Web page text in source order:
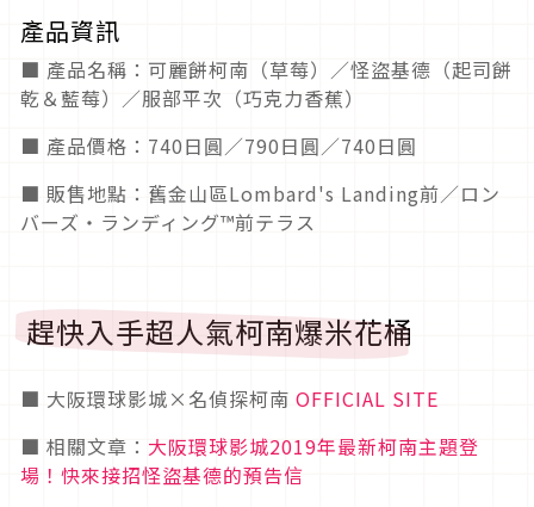
產品資訊
■ 產品名稱：可麗餅柯南（草莓）／怪盜基德（起司餅
乾＆藍莓）／服部平次（巧克力香蕉）
■ 產品價格：740日圓／790日圓／740日圓
■ 販售地點：舊金山區Lombard's Landing前／ロン
バーズ・ランディング™前テラス
趕快入手超人氣柯南爆米花桶
■ 大阪環球影城×名偵探柯南 OFFICIAL SITE
■ 相關文章： 大阪環球影城2019年最新柯南主題登
場！快來接招怪盜基德的預告信